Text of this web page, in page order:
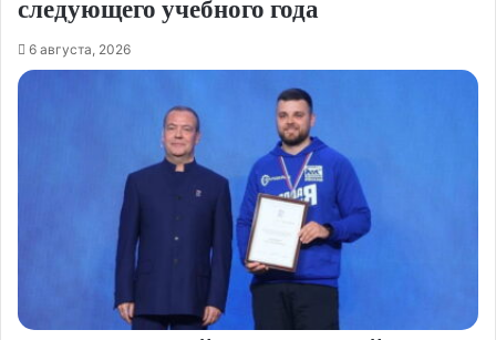
следующего учебного года
6 августа, 2026